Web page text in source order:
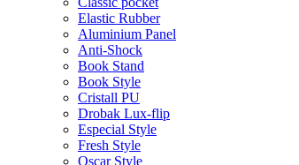
Elastic Rubber
Aluminium Panel
Anti-Shock
Book Stand
Book Style
Cristall PU
Drobak Lux-flip
Especial Style
Fresh Style
Oscar Style